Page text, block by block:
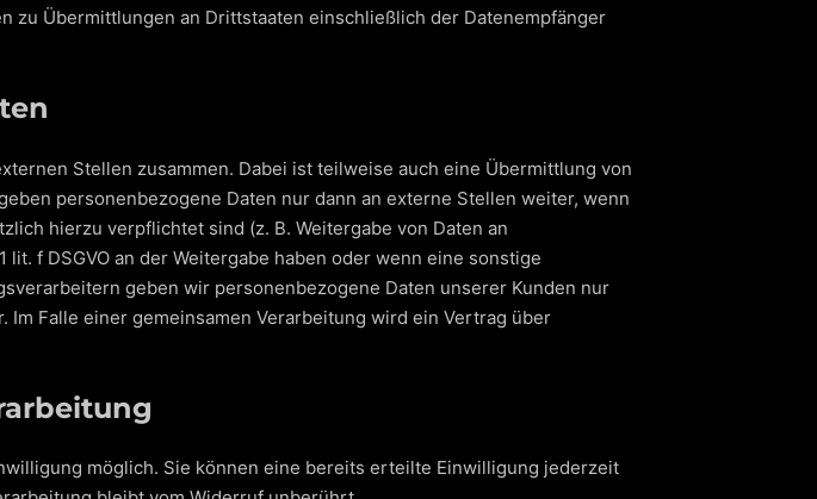
Übermittlungen an Drittstaaten einschließlich der Datenempfänger
Stellen zusammen. Dabei ist teilweise auch eine Übermittlung von
personenbezogene Daten nur dann an externe Stellen weiter, wenn
hierzu verpflichtet sind (z. B. Weitergabe von Daten an
f DSGVO an der Weitergabe haben oder wenn eine sonstige
geben wir personenbezogene Daten unserer Kunden nur
Falle einer gemeinsamen Verarbeitung wird ein Vertrag über
möglich. Sie können eine bereits erteilte Einwilligung jederzeit